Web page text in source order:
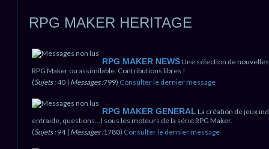
RPG MAKER HERITAGE
RPG MAKER NEWSUne sélection de
RPG Maker ou assimilable. Contributions libres !
(Sujets :40 | Messages :799) Consulter le dernier message
RPG MAKER GENERAL La création de jeux
entraide, questions...) sous les moteurs de la série RPG Maker.
(Sujets :94 | Messages :1780) Consulter le dernier message